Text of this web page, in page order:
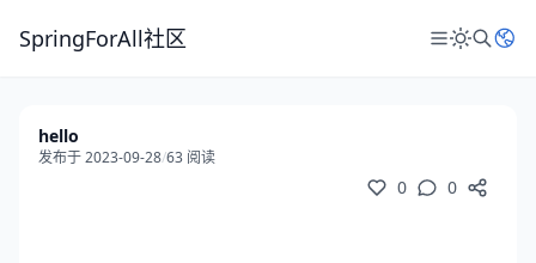
SpringForAll社区
hello
发布于 2023-09-28/63 阅读
0 0